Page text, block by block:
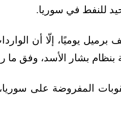
للنفط في سوريا.
بنظام بشار الأسد، وفق
المفروضة على